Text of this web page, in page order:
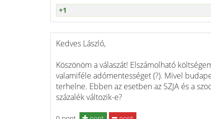
+1
Kedves László,
Köszönöm a válaszát! Elszámolható
valamiféle adómentességet (?). Mivel
terhelne. Ebben az esetben az SZJA és a
százalék változik-e?